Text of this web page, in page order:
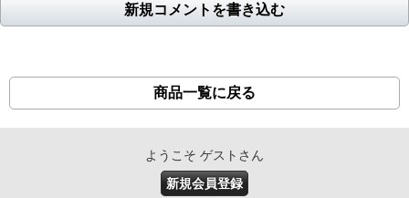
新規コメントを書き込む
商品一覧に戻る
ようこそ ゲストさん
新規会員登録